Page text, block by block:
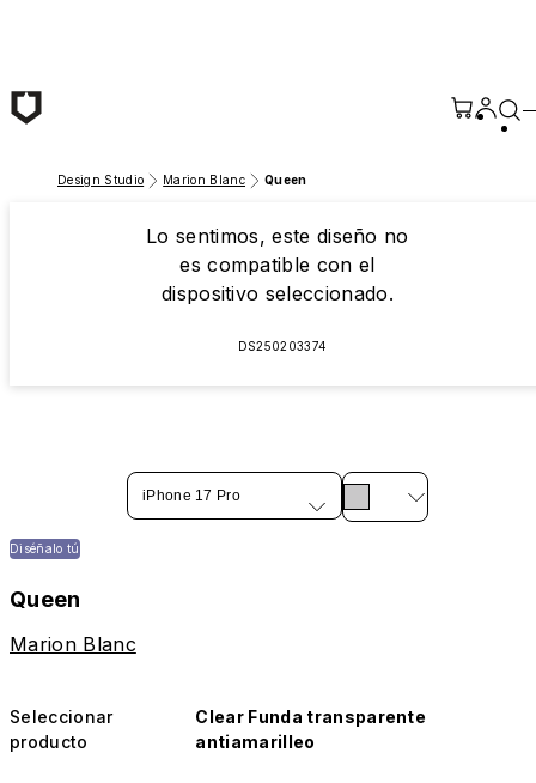
Design Studio Marion Blanc Queen
Lo sentimos, este diseño no
es compatible con el
dispositivo seleccionado.
DS250203374
iPhone 17 Pro
Diséñalo tú
Queen
Marion Blanc
Seleccionar
producto
Clear Funda transparente
antiamarilleo